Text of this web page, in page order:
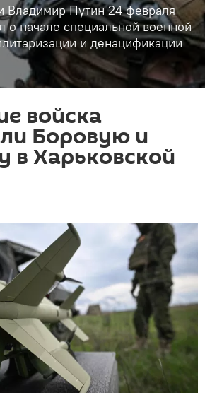
Владимир Путин 24 февраля
о начале специальной военной
и денацификации
войска
Боровую и
в Харьковской